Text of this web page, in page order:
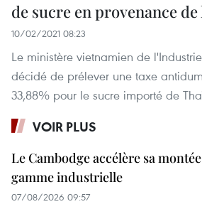
de sucre en provenance
10/02/2021 08:23
Le ministère vietnamien de
décidé de prélever une taxe
33,88% pour le sucre importé de
VOIR PLUS
Le Cambodge accélère sa
gamme industrielle
07/08/2026 09:57